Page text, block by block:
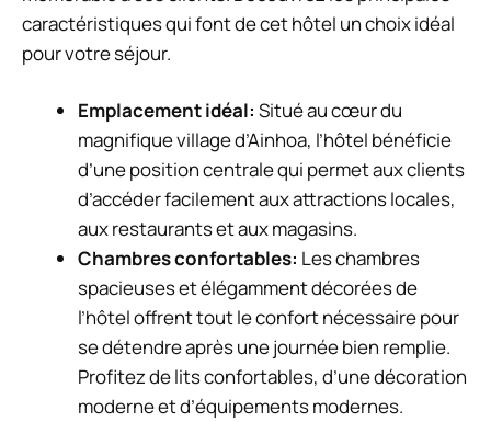
caractéristiques qui font de cet hôtel un choix idéal
pour votre séjour.
Emplacement idéal: Situé au cœur du
magnifique village d’Ainhoa, l’hôtel bénéficie
d’une position centrale qui permet aux clients
d’accéder facilement aux attractions locales,
aux restaurants et aux magasins.
Chambres confortables: Les chambres
spacieuses et élégamment décorées de
l’hôtel offrent tout le confort nécessaire pour
se détendre après une journée bien remplie.
Profitez de lits confortables, d’une décoration
moderne et d’équipements modernes.